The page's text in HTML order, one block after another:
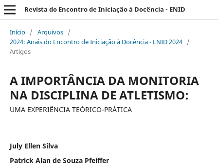
Revista do Encontro de Iniciação à Docência - ENID
Início / Arquivos /
2024: Anais do Encontro de Iniciação à Docência - ENID 2024 /
Artigos
A IMPORTÂNCIA DA MONITORIA
NA DISCIPLINA DE ATLETISMO:
UMA EXPERIÊNCIA TEÓRICO-PRÁTICA
July Ellen Silva
Patrick Alan de Souza Pfeiffer